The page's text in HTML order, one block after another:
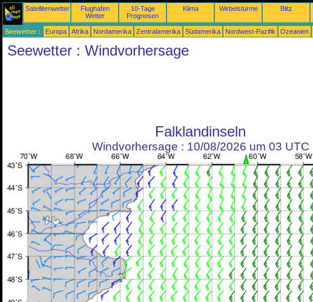
Satellitenwetter
Flughafen
Wetter
10-Tage
Prognosen
Klima Wirbelstürme Blitz
Seewetter : Europa Afrika Nordamerika Zentralamerika Südamerika Nordwest-Pazifik Ozeanien
Seewetter : Windvorhersage
Falklandinseln
Windvorhersage : 10/08/2026 um 03 UTC